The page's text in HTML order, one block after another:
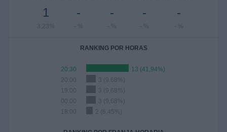
1
3,23%
-
- %
-
- %
-
- %
-
- %
RANKING POR HORAS
20:30
13 (41,94%)
20:00
3 (9,68%)
19:00
3 (9,68%)
3 (9,68%)
18:00
2 (6,45%)